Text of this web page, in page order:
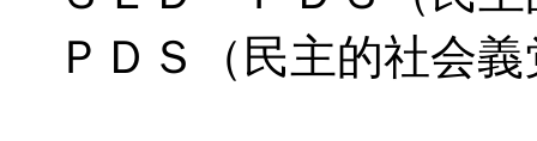
ＰＤＳ（民主的社会